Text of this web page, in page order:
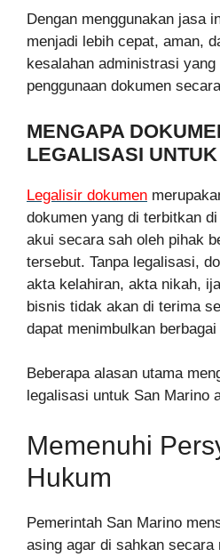
Dengan menggunakan jasa
menjadi lebih cepat, aman,
kesalahan administrasi
penggunaan dokumen
MENGAPA
LEGALISASI
Legalisir dokumen
dokumen yang di terbitkan
akui secara sah oleh pihak
tersebut. Tanpa legalisasi,
akta kelahiran, akta nikah,
bisnis tidak akan di terima
dapat menimbulkan
Beberapa alasan utama
legalisasi untuk San Marino
Memenuhi
Hukum
Pemerintah San Marino
asing agar di sahkan secara